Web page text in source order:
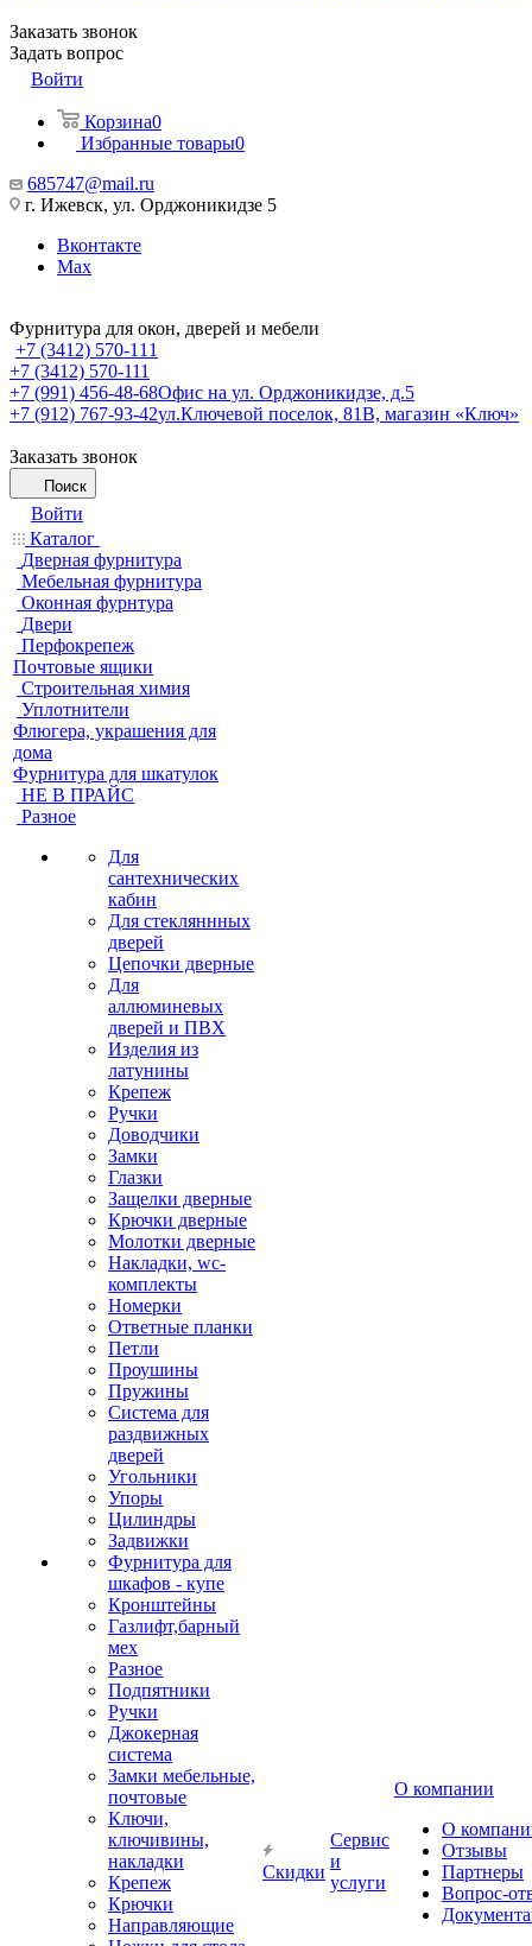
Заказать звонок
Задать вопрос
Войти
Корзина0
Избранные товары0
685747@mail.ru
г. Ижевск, ул. Орджоникидзе 5
Вконтакте
Max
Фурнитура для окон, дверей и мебели
+7 (3412) 570-111
+7 (3412) 570-111
+7 (991) 456-48-68Офис на ул. Орджоникидзе, д.5
+7 (912) 767-93-42ул.Ключевой поселок, 81В, магазин «Ключ»
Заказать звонок
Поиск
Войти
Каталог
Дверная фурнитура
Мебельная фурнитура
Оконная фурнтура
Двери
Перфокрепеж
Почтовые ящики
Строительная химия
Уплотнители
Флюгера, украшения для
дома
Фурнитура для шкатулок
НЕ В ПРАЙС
Разное
Для
сантехнических
кабин
Для стекляннных
дверей
Цепочки дверные
Для
аллюминевых
дверей и ПВХ
Изделия из
латунины
Крепеж
Ручки
Доводчики
Замки
Глазки
Защелки дверные
Крючки дверные
Молотки дверные
Накладки, wc-
комплекты
Номерки
Ответные планки
Петли
Проушины
Пружины
Система для
раздвижных
дверей
Угольники
Упоры
Цилиндры
Задвижки
Фурнитура для
шкафов - купе
Кронштейны
Газлифт,барный
мех
Разное
Подпятники
Ручки
Джокерная
система
Замки мебельные,
почтовые
Ключи,
ключивины,
накладки
Крепеж
Крючки
Направляющие
Скидки
Сервис
и
услуги
О компании
О
Отзывы
Партнеры
Вопрос-